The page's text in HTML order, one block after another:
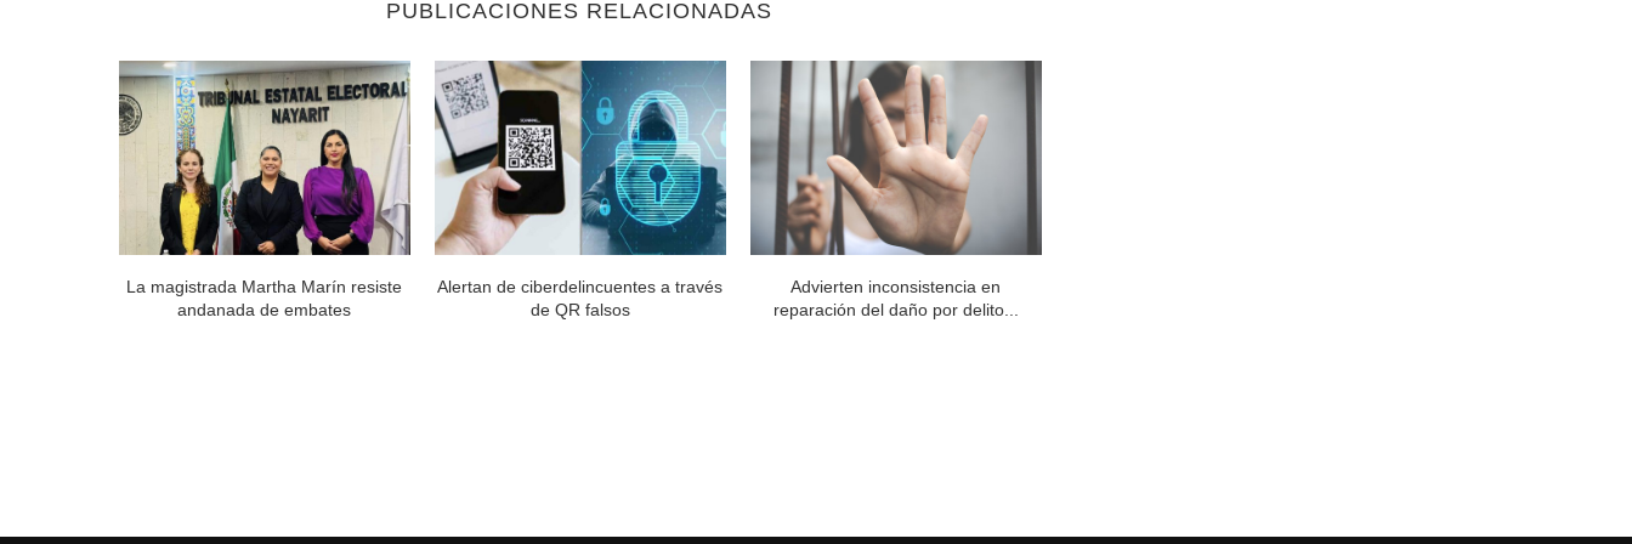
PUBLICACIONES RELACIONADAS
La magistrada Martha Marín resiste
andanada de embates
Alertan de ciberdelincuentes a través
de QR falsos
Advierten inconsistencia en
reparación del daño por delito...